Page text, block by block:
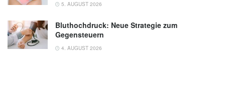
5. AUGUST 2026
Bluthochdruck: Neue Strategie zum
Gegensteuern
4. AUGUST 2026